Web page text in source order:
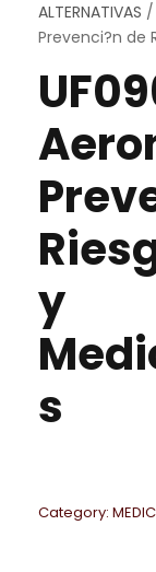
ALTERNATIVAS /
Prevenci?n de
y
s
Category: